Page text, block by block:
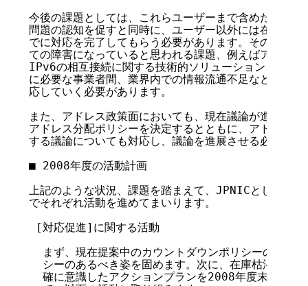
今後の課題としては、これらユーザーまで含めた各ス
問題の認知を促すと同時に、ユーザー以外には在庫枯
でに対応を完了してもらう必要があります。そのため
ての障害になっていると思われる課題、例えばアクセ
IPv6の相互接続に関する技術的ソリューション、また
に必要な事業者間、業界内での情報流通不足などを全
応していく必要があります。
また、アドレス政策面においても、現在議論が進めら
アドレス分配ポリシーを決定するとともに、アドレス
する議論についても対応し、議論を進展させる必要があ
■ 2008年度の活動計画
上記のような状況、課題を踏まえて、JPNICとしては
でそれぞれ活動を進めてまいります。
[対応促進]に関する活動
まず、現在提案中のカウントダウンポリシーの成立
シーのあるべき姿を固めます。次に、在庫枯渇時点
確に意識したアクションプランを2008年度末までに